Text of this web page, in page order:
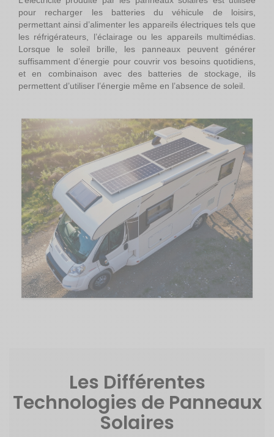
pour recharger les batteries du véhicule de loisirs,
permettant ainsi d’alimenter les appareils électriques tels que
les réfrigérateurs, l’éclairage ou les appareils multimédias.
Lorsque le soleil brille, les panneaux peuvent générer
suffisamment d’énergie pour couvrir vos besoins quotidiens,
et en combinaison avec des batteries de stockage, ils
permettent d’utiliser l’énergie même en l’absence de soleil.
Les Différentes
Technologies de Panneaux
Solaires